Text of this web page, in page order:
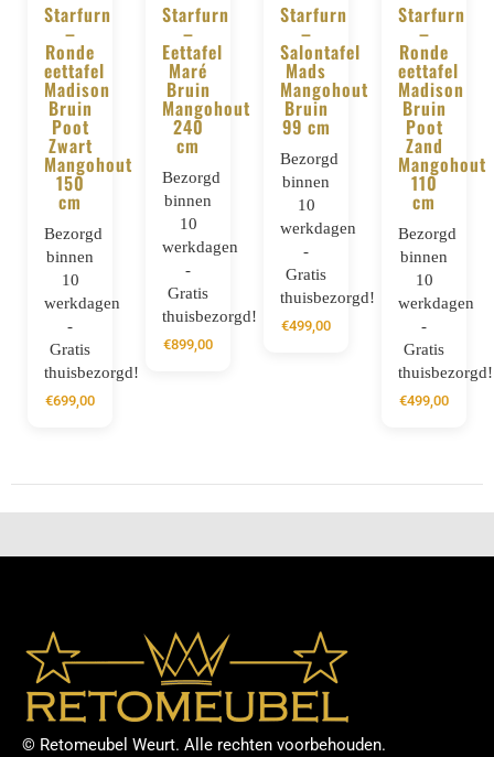
BESTELLEN
Starfurn
–
Ronde
eettafel
Madison
Bruin
Poot
Zwart
Mangohout
150
cm
Bezorgd
binnen
10
werkdagen
-
Gratis
thuisbezorgd!
€699,00
BESTELLEN
Starfurn
–
Eettafel
Maré
Bruin
Mangohout
240
cm
Bezorgd
binnen
10
werkdagen
-
Gratis
thuisbezorgd!
€899,00
BESTELLEN
Starfurn
–
Salontafel
Mads
Mangohout
Bruin
99 cm
Bezorgd
binnen
10
werkdagen
-
Gratis
thuisbezorgd!
€499,00
BESTELLEN
Starfurn
–
Ronde
eettafel
Madison
Bruin
Poot
Zand
Mangohout
110
cm
Bezorgd
binnen
10
werkdagen
-
Gratis
thuisbezorgd!
€499,00
© Retomeubel Weurt. Alle rechten voorbehouden.